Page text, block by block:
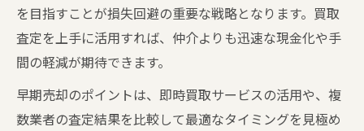
を目指すことが損失回避の重要な戦略となります。買取
査定を上手に活用すれば、仲介よりも迅速な現金化や手
間の軽減が期待できます。
早期売却のポイントは、即時買取サービスの活用や、複
数業者の査定結果を比較して最適なタイミングを見極め